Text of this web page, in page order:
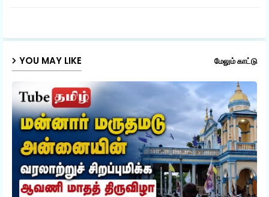
p
YOU MAY LIKE மேலும் காட்டு